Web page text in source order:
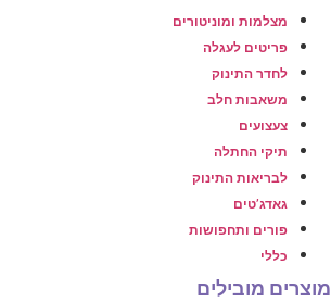
מצלמות ומוניטורים
פריטים לעגלה
לחדר התינוק
משאבות חלב
צעצועים
תיקי החתלה
לבריאות התינוק
גאדג’טים
פורים ותחפושות
כללי
מוצרים מובילים